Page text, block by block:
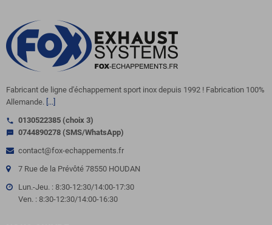
Fabricant de ligne d'échappement sport inox depuis 1992 ! Fabrication 100%
Allemande. [...]
call 0130522385 (choix 3)
sms
0744890278 (SMS/WhatsApp)
contact@fox-echappements.fr
7 Rue de la Prévôté 78550 HOUDAN
Lun.-Jeu. : 8:30-12:30/14:00-17:30
Ven. : 8:30-12:30/14:00-16:30